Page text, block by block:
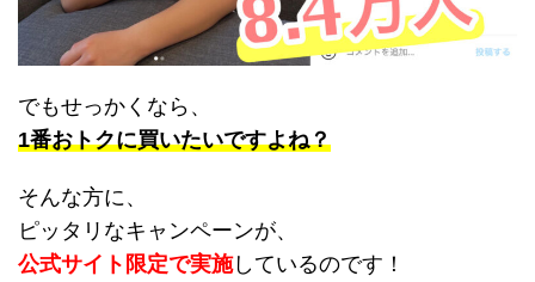
でもせっかくなら、
1番おトクに買いたいですよね？
そんな方に、
ピッタリなキャンペーンが、
公式サイト限定で実施しているのです！